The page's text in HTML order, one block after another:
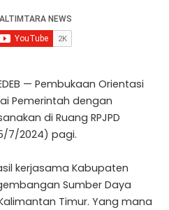
— Pembukaan Orientasi
Pemerintah dengan
di Ruang RPJPD
7/2024) pagi.
kerjasama Kabupaten
Sumber Daya
Timur. Yang mana